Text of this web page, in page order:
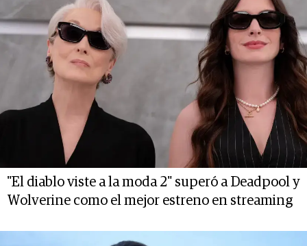
"El diablo viste a la moda 2" superó a Deadpool y
Wolverine como el mejor estreno en streaming